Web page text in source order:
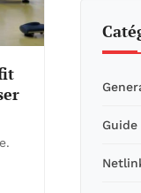
Guide